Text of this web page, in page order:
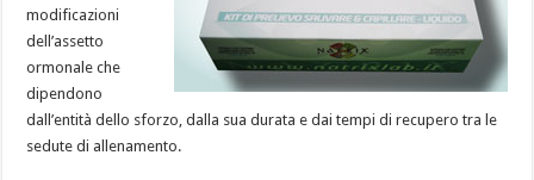
modificazioni
dell’assetto
ormonale che
dipendono
dall’entità dello sforzo, dalla sua durata e dai tempi di recupero tra le
sedute di allenamento.